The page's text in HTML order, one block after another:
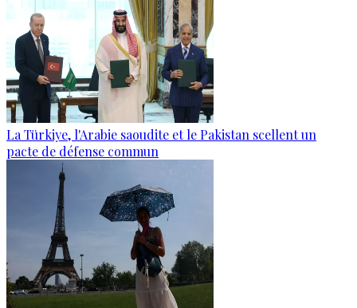
La Türkiye, l'Arabie saoudite et le Pakistan scellent un
pacte de défense commun